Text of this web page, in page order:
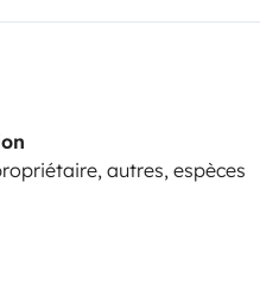
autres, espèces